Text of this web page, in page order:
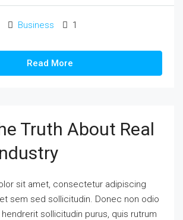
Business 1
Read More
Truth About Real
sit amet, consectetur adipiscing
sem sed sollicitudin. Donec non odio
sollicitudin purus, quis rutrum